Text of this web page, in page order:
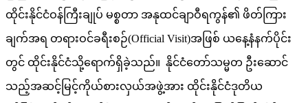
ထိုင်းနိုင်ငံဝန်ကြီးချုပ် မစ္စတာ အနုထင်ချာဝီရကွန်၏ ဖိတ်ကြား
ချက်အရ တရားဝင်ခရီးစဉ်(Official Visit)အဖြစ် ယနေ့နံနက်ပိုင်း
တွင် ထိုင်းနိုင်ငံသို့ရောက်ရှိခဲ့သည်။ နိုင်ငံတော်သမ္မတ ဦးဆောင်
သည့်အဆင့်မြင့်ကိုယ်စားလှယ်အဖွဲ့အား ထိုင်းနိုင်ငံဒုတိယ